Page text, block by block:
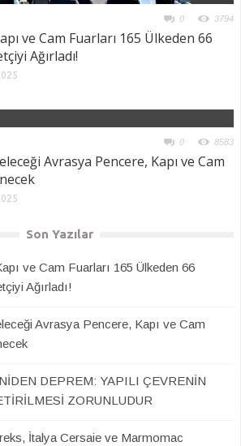
0 3794
ve Cam Fuarları 165 Ülkeden 66
Ağırladı!
0 8583
Avrasya Pencere, Kapı ve Cam
Son Yazılar
ve Cam Fuarları 165 Ülkeden 66
Ağırladı!
Avrasya Pencere, Kapı ve Cam
DEPREM: YAPILI ÇEVRENİN
ZORUNLUDUR
İtalya Cersaie ve Marmomac